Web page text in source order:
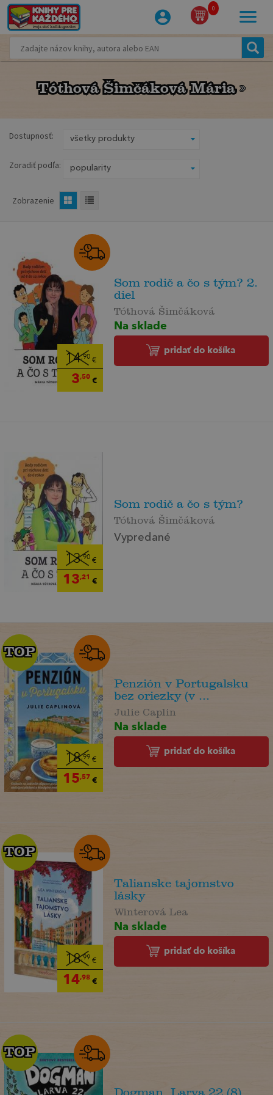
0
Tóthová Šimčáková Mária
Tóthová Šimčáková Mária
Dostupnosť:
Zoradiť podľa:
Zobrazenie
14,90€
3,50€
Som rodič a čo s tým? 2.
diel
Tóthová Šimčáková
Na sklade
pridať do košíka
13,90€
13,21 €
Som rodič a čo s tým?
Tóthová Šimčáková
Vypredané
18,99 €
15,57 €
TOP
TOP
Penzión v Portugalsku
bez oriezky (v ...
Julie Caplin
Na sklade
pridať do košíka
18,99 €
14,98€
TOP
TOP
Talianske tajomstvo
lásky
Winterová Lea
Na sklade
pridať do košíka
TOP
TOP